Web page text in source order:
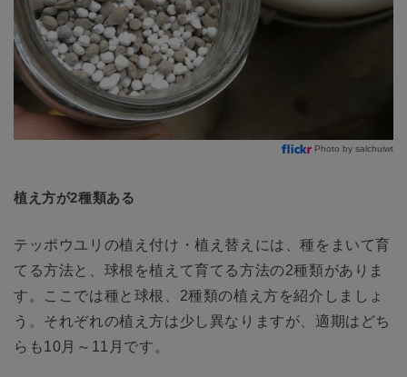
Photo by salchuiwt
植え方が2種類ある
テッポウユリの植え付け・植え替えには、種をまいて育
てる方法と、球根を植えて育てる方法の2種類がありま
す。ここでは種と球根、2種類の植え方を紹介しましょ
う。それぞれの植え方は少し異なりますが、適期はどち
らも10月～11月です。